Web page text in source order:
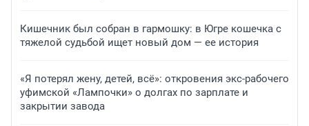
Кишечник был собран в гармошку: в Югре кошечка с
тяжелой судьбой ищет новый дом — ее история
«Я потерял жену, детей, всё»: откровения экс-рабочего
уфимской «Лампочки» о долгах по зарплате и
закрытии завода